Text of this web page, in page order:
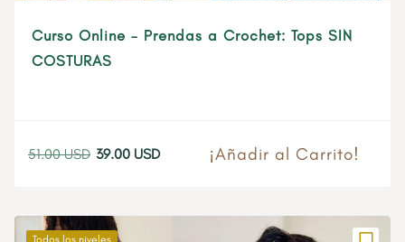
Curso Online – Prendas a Crochet: Tops SIN
COSTURAS
51.00USD
El
era:
39.00 USD
El
es:
¡Añadir al Carrito!
Todos los niveles